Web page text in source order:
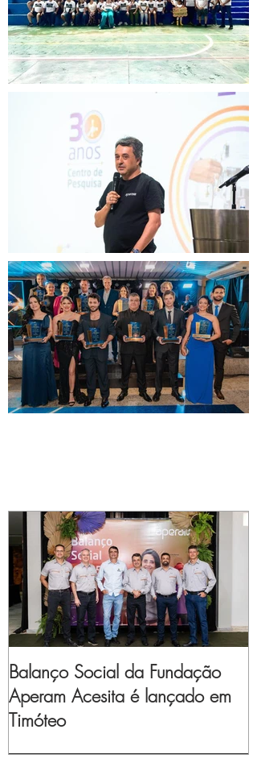
Balanço Social da Fundação
Aperam Acesita é lançado em
Timóteo